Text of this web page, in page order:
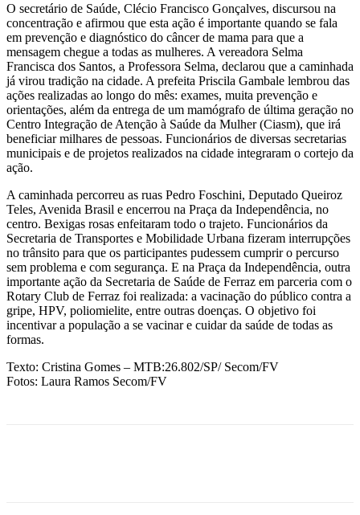
O secretário de Saúde, Clécio Francisco Gonçalves, discursou na
concentração e afirmou que esta ação é importante quando se fala
em prevenção e diagnóstico do câncer de mama para que a
mensagem chegue a todas as mulheres. A vereadora Selma
Francisca dos Santos, a Professora Selma, declarou que a caminhada
já virou tradição na cidade. A prefeita Priscila Gambale lembrou das
ações realizadas ao longo do mês: exames, muita prevenção e
orientações, além da entrega de um mamógrafo de última geração no
Centro Integração de Atenção à Saúde da Mulher (Ciasm), que irá
beneficiar milhares de pessoas. Funcionários de diversas secretarias
municipais e de projetos realizados na cidade integraram o cortejo da
ação.
A caminhada percorreu as ruas Pedro Foschini, Deputado Queiroz
Teles, Avenida Brasil e encerrou na Praça da Independência, no
centro. Bexigas rosas enfeitaram todo o trajeto. Funcionários da
Secretaria de Transportes e Mobilidade Urbana fizeram interrupções
no trânsito para que os participantes pudessem cumprir o percurso
sem problema e com segurança. E na Praça da Independência, outra
importante ação da Secretaria de Saúde de Ferraz em parceria com o
Rotary Club de Ferraz foi realizada: a vacinação do público contra a
gripe, HPV, poliomielite, entre outras doenças. O objetivo foi
incentivar a população a se vacinar e cuidar da saúde de todas as
formas.
Texto: Cristina Gomes – MTB:26.802/SP/ Secom/FV
Fotos: Laura Ramos Secom/FV